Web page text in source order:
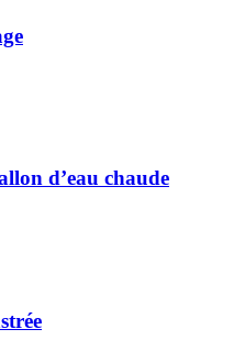
d’eau chaude